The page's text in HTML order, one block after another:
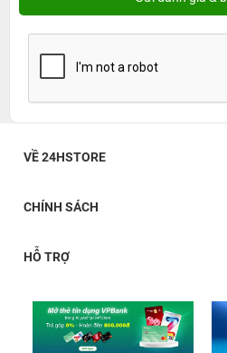
VỀ 24HSTORE
CHÍNH SÁCH
HỖ TRỢ